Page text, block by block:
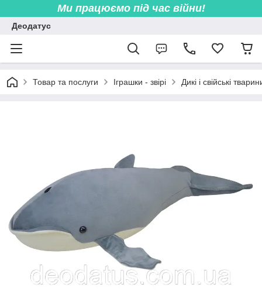
Ми працюємо під час війни!
Деодатус
Товар та послуги Іграшки - звірі Дикі і свійські